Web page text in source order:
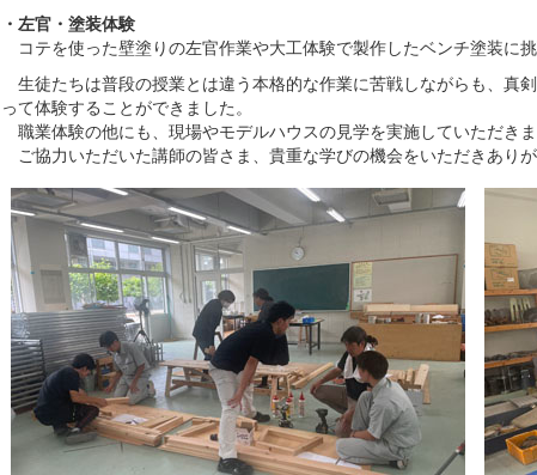
・左官・塗装体験
コテを使った壁塗りの左官作業や大工体験で製作したベンチ塗装に
生徒たちは普段の授業とは違う本格的な作業に苦戦しながらも、真
って体験することができました。
職業体験の他にも、現場やモデルハウスの見学を実施していただきま
ご協力いただいた講師の皆さま、貴重な学びの機会をいただきありが